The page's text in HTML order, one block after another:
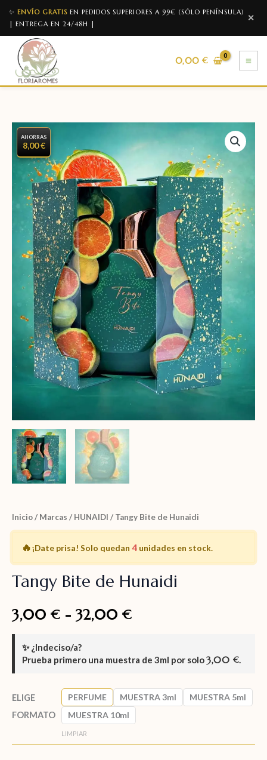
✨ ENVÍO GRATIS EN PEDIDOS SUPERIORES A 99€ (SÓLO PENÍNSULA)
| ENTREGA EN 24/48H |
✕
0,00€
AHORRAS
8,00 €
Inicio/ Marcas / HUNAIDI / Tangy Bite de Hunaidi
🔥¡Date prisa! Solo quedan 4 unidades en stock.
Tangy Bite de Hunaidi
3,00 € - 32,00 €
✨¿Indeciso/a?
Prueba primero una muestra de 3ml por solo3,00 €.
ELIGE
FORMATO
PERFUME MUESTRA 3ml
MUESTRA 5ml
MUESTRA 10ml
LIMPIAR